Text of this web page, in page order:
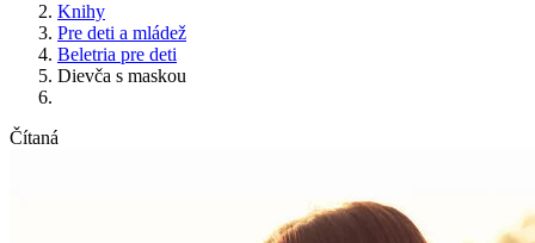
Knihy
Pre deti a mládež
Beletria pre deti
Dievča s maskou
Čítaná